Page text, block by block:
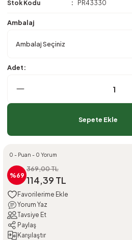
Stok Kodu
PR43330
Ambalaj
Adet:
Sepete Ekle
0 - Puan - 0 Yorum
%69
369,00 TL
114,39 TL
Yorum Yaz
Tavsiye Et
Paylaş
Karşılaştır